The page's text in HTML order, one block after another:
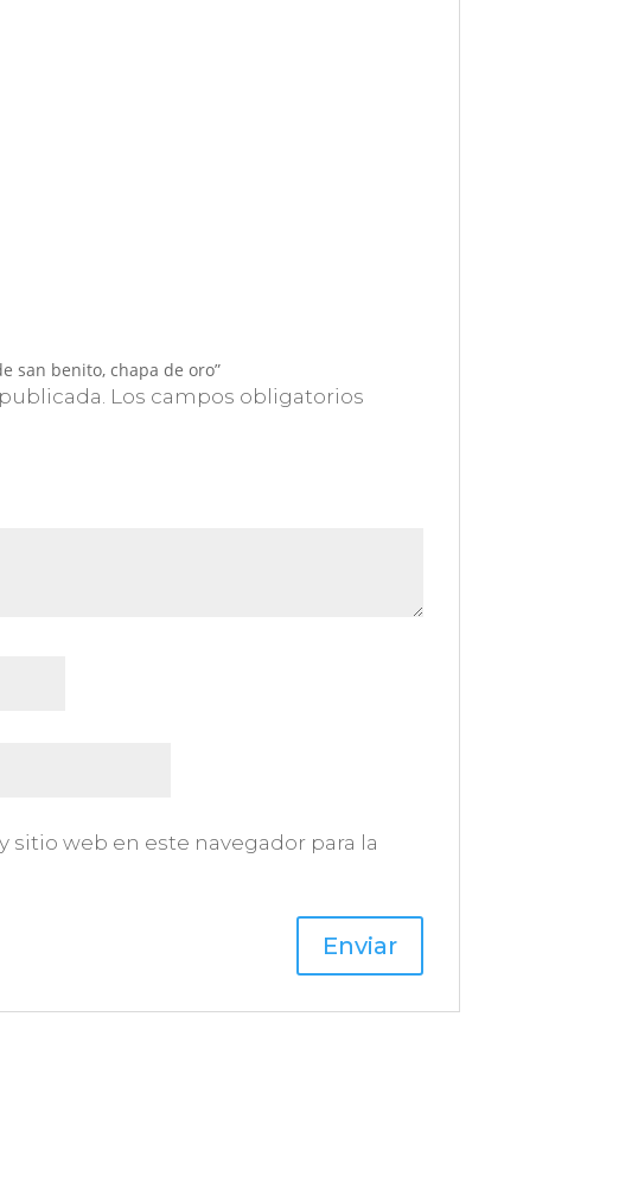
san benito, chapa de oro”
Los campos obligatorios
web en este navegador para la